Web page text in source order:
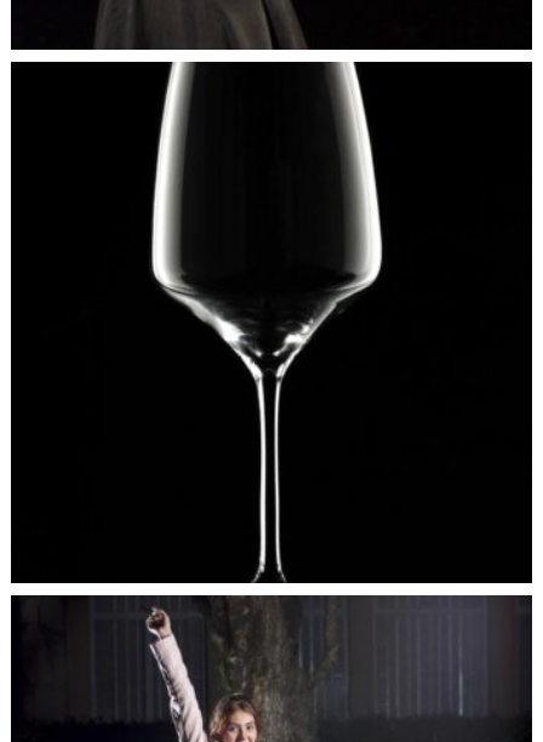
el fotógrafo quiere transmitir (suspenso, asombro etc.) No
puedo decir que exista el plano perfecto, existe la forma y
la manera de interpretar una propuesta fotográfica.
9. ¿Cuáles son los elementos claves para lograr una
buena foto? Me refiero a su método personal y su
Manejo y capacidad en la composición y la exposición.
El fotógrafo debe saber controlar perfectamente la luz
para lograr trasmitir lo que se quiere, y para ello debe
tener bases sólidas en lo técnico. Por esto, trato que mis
estudiantes aprendan en el aula, para que luego entiendan
practicando fuera de ella.
10. Una curiosidad: ¿Hay movimiento en la fotografía?
Sí hay movimiento en la fotografía, de ahí que existan
fluidez, el desplazamiento, tiempo escénico, generan
11. Cuando está tomando fotos ¿algo le suena en la
Siempre hay una canción de fondo que asocio con lo que
estoy fotografiando y en un diálogo interno sobre lo que
quiero capturar, me pregunto y analizo todos los aspectos
técnicos, estéticos; analizo y juzgo los resultados.